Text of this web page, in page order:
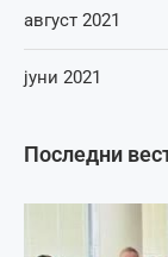
Последни
август 2021
јуни 2021